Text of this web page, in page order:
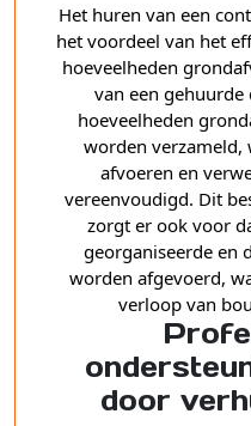
Het huren van een
het voordeel van het
hoeveelheden
van een
hoeveelheden
worden verzameld,
afvoeren en
vereenvoudigd. Dit
zorgt er ook voor
georganiseerde en
worden afgevoerd,
verloop van
door